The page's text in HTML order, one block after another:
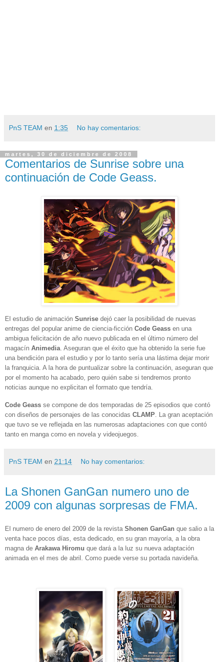
PnS TEAM en 1:35 No hay comentarios:
martes, 30 de diciembre de 2008
Comentarios de Sunrise sobre una
continuación de Code Geass.
El estudio de animación Sunrise dejó caer la posibilidad de nuevas
entregas del popular anime de ciencia-ficción Code Geass en una
ambigua felicitación de año nuevo publicada en el último número del
magacín Animedia . Aseguran que el éxito que ha obtenido la serie fue
una bendición para el estudio y por lo tanto sería una lástima dejar morir
la franquicia. A la hora de puntualizar sobre la continuación, aseguran que
por el momento ha acabado, pero quién sabe si tendremos pronto
noticias aunque no explicitan el formato que tendría.
Code Geass se compone de dos temporadas de 25 episodios que contó
con diseños de personajes de las conocidas CLAMP . La gran aceptación
que tuvo se ve reflejada en las numerosas adaptaciones con que contó
tanto en manga como en novela y videojuegos.
PnS TEAM en 21:14 No hay comentarios:
La Shonen GanGan numero uno de
2009 con algunas sorpresas de FMA.
El numero de enero del 2009 de la revista Shonen GanGan que salio a la
venta hace pocos días, esta dedicado, en su gran mayoría, a la obra
magna de Arakawa Hiromu que dará a la luz su nueva adaptación
animada en el mes de abril. Como puede verse su portada navideña.